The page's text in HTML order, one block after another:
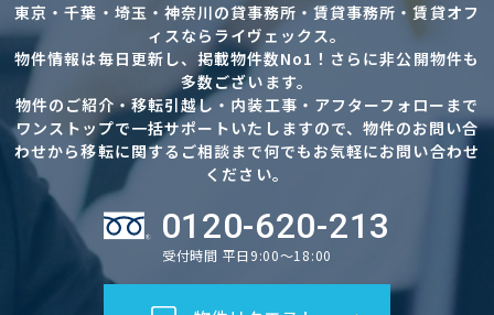
東京・千葉・埼玉・神奈川の貸事務所・賃貸事務所・賃貸オフ
ィスならライヴェックス。
物件情報は毎日更新し、掲載物件数No1！さらに非公開物件も
多数ございます。
物件のご紹介・移転引越し・内装工事・アフターフォローまで
ワンストップで一括サポートいたしますので、物件のお問い合
わせから移転に関するご相談まで何でもお気軽にお問い合わせ
ください。
0120-620-213
受付時間 平日9:00～18:00